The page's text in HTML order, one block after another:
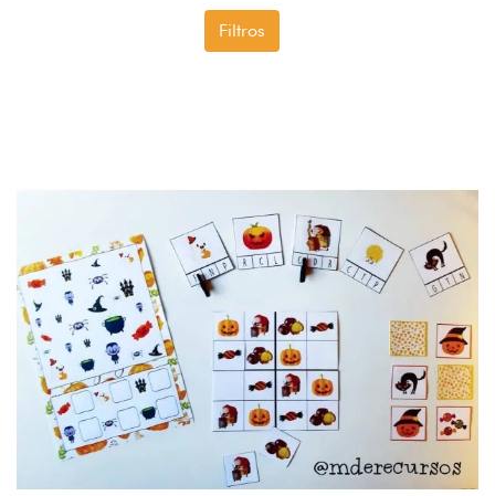
Filtros